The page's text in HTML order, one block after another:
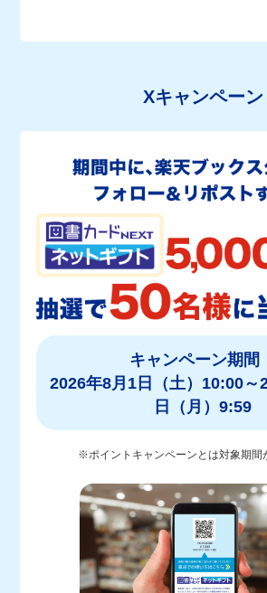
Xキャンペーン
キャンペーン期間
2026年8月1日（土）10:00～
日（月）9:59
※ポイントキャンペーンとは対象期間